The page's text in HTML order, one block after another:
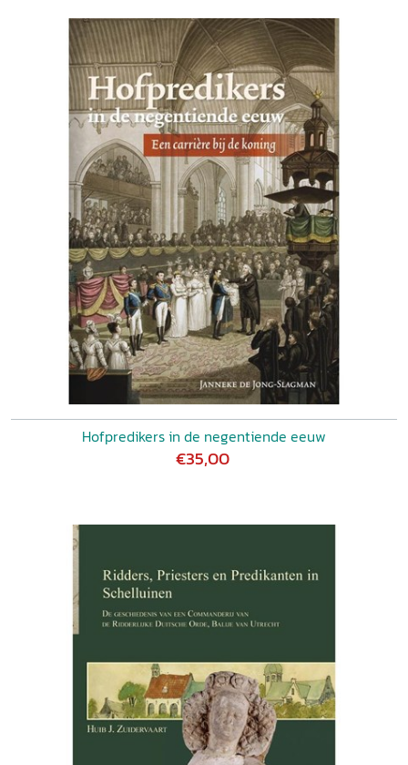
Hofpredikers in de negentiende eeuw
€35,00